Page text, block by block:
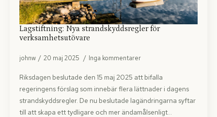
Lagstiftning: Nya strandskyddsregler för
verksamhetsutövare
johnw 20 maj 2025 Inga kommentarer
Riksdagen beslutade den 15 maj 2025 att bifalla
regeringens förslag som innebär flera lättnader i dagens
strandskyddsregler. De nu beslutade lagändring­arna syftar
till att skapa ett tydligare och mer ändamålsenligt…